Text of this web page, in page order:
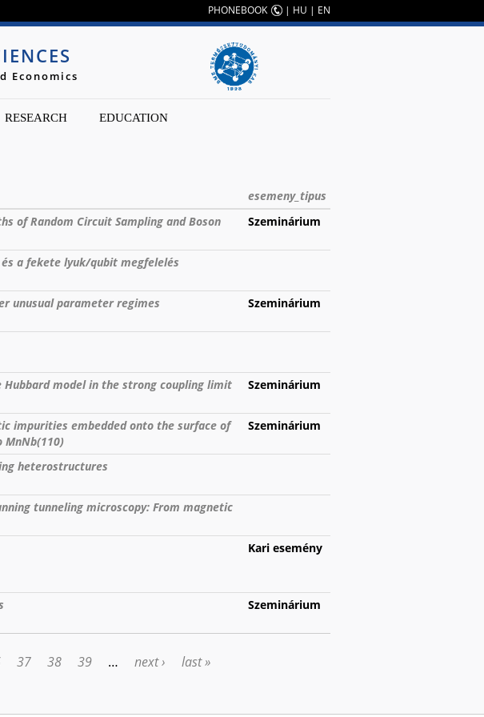
PHONEBOOK | HU | EN
Economics
RESEARCH EDUCATION
esemeny_tipus
of Random Circuit Sampling and Boson
Szeminárium
a fekete lyuk/qubit megfelelés
unusual parameter regimes Szeminárium
model in the strong coupling limit Szeminárium
impurities embedded onto the surface of
Szeminárium
heterostructures
tunneling microscopy: From magnetic
Kari esemény
Szeminárium
37 38 39 … next › last »